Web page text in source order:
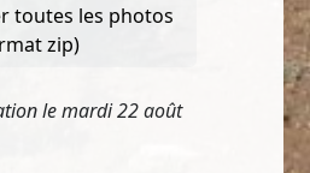
toutes les photos
zip)
le mardi 22 août